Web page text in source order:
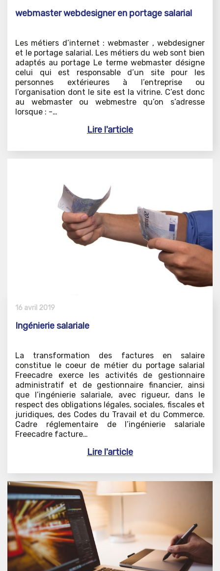
webmaster webdesigner en portage salarial
Les métiers d’internet : webmaster , webdesigner
et le portage salarial. Les métiers du web sont bien
adaptés au portage Le terme webmaster désigne
celui qui est responsable d’un site pour les
personnes extérieures à l’entreprise ou
l’organisation dont le site est la vitrine. C’est donc
au webmaster ou webmestre qu’on s’adresse
lorsque : -…
Lire l'article
16 avril 2019
Ingénierie salariale
La transformation des factures en salaire
constitue le coeur de métier du portage salarial
Freecadre exerce les activités de gestionnaire
administratif et de gestionnaire financier, ainsi
que l’ingénierie salariale, avec rigueur, dans le
respect des obligations légales, sociales, fiscales et
juridiques, des Codes du Travail et du Commerce.
Cadre réglementaire de l’ingénierie salariale
Freecadre facture…
Lire l'article